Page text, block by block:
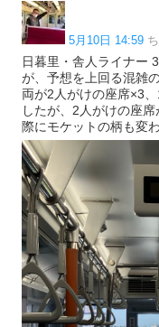
5月10日 14:59
日暮里・舎人ライナー
が、予想を上回る混雑
両が2人がけの座席×3
したが、2人がけの座
際にモケットの柄も変